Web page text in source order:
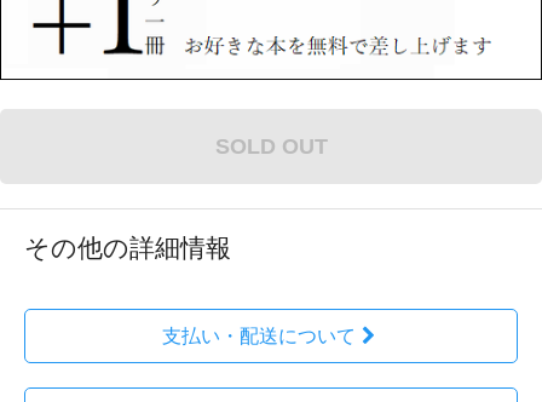
SOLD OUT
その他の詳細情報
支払い・配送について